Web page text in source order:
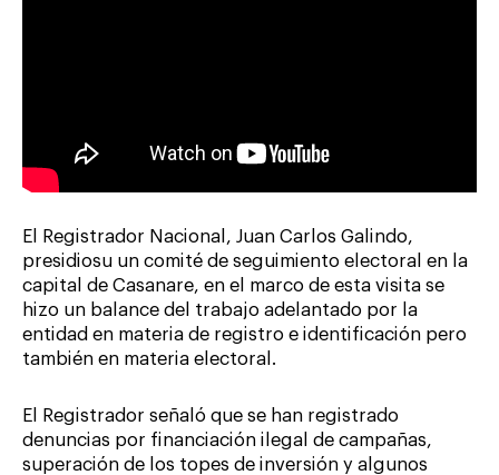
El Registrador Nacional, Juan Carlos Galindo,
presidiosu un comité de seguimiento electoral en la
capital de Casanare, en el marco de esta visita se
hizo un balance del trabajo adelantado por la
entidad en materia de registro e identificación pero
también en materia electoral.
El Registrador señaló que se han registrado
denuncias por financiación ilegal de campañas,
superación de los topes de inversión y algunos